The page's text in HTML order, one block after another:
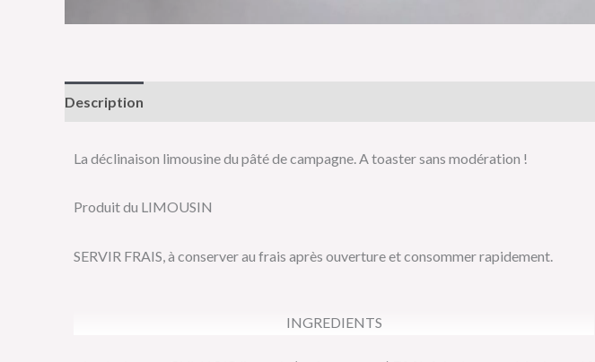
Description
La déclinaison limousine du pâté de campagne. A toaster sans modération !
Produit du LIMOUSIN
SERVIR FRAIS, à conserver au frais après ouverture et consommer rapidement.
INGREDIENTS